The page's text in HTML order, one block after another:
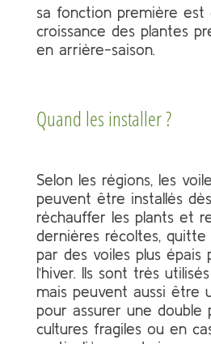
sa fonction première est
croissance des plantes
en arrière-saison.
Quand les installer ?
Selon les régions, les
peuvent être installés
réchauffer les plants et
dernières récoltes, quitte
par des voiles plus épais
l’hiver. Ils sont très
mais peuvent aussi être
pour assurer une double
cultures fragiles ou en